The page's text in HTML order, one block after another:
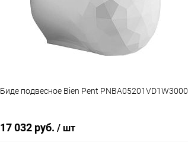
Биде подвесное Bien Pent PNBA05201VD1W3000
17 032 руб. / шт